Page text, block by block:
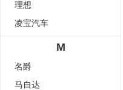
理想
凌宝汽车
M
名爵
马自达